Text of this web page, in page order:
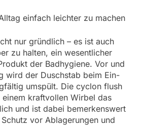
einfach leichter zu machen
nur gründlich – es ist auch
zu halten, ein wesentlicher
der Badhygiene. Vor und
wird der Duschstab beim Ein-
umspült. Die cyclon flush
einem kraftvollen Wirbel das
und ist dabei bemerkenswert
vor Ablagerungen und